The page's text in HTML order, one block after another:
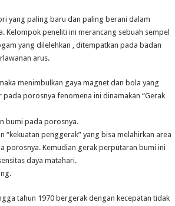
yang paling baru dan paling berani dalam
peneliti ini merancang sebuah sempel
yang dilelehkan , ditempatkan pada badan
arus.
menimbulkan gaya magnet dan bola yang
porosnya fenomena ini dinamakan “Gerak
bumi pada porosnya.
penggerak” yang bisa melahirkan area
porosnya. Kemudian gerak perputaran bumi ini
daya matahari.
tahun 1970 bergerak dengan kecepatan tidak